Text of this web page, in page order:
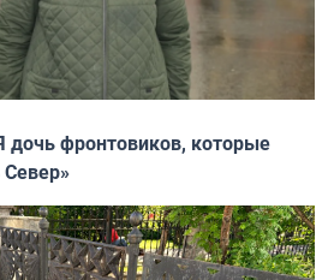
дочь фронтовиков, которые
Север»